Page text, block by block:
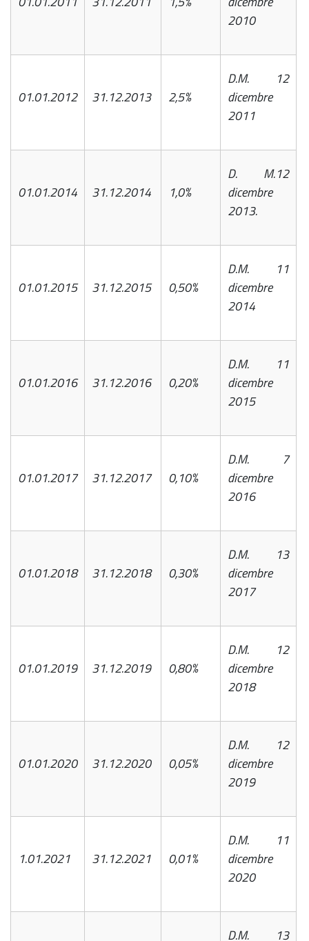
2010
01.01.2012 31.12.2013 2,5%
D.M. 12
dicembre
2011
01.01.2014 31.12.2014 1,0%
D. M.12
dicembre
2013.
01.01.2015 31.12.2015 0,50%
D.M. 11
dicembre
2014
01.01.2016 31.12.2016 0,20%
D.M. 11
dicembre
2015
01.01.2017 31.12.2017 0,10%
D.M. 7
dicembre
2016
01.01.2018 31.12.2018 0,30%
D.M. 13
dicembre
2017
01.01.2019 31.12.2019 0,80%
D.M. 12
dicembre
2018
01.01.2020 31.12.2020 0,05%
D.M. 12
dicembre
2019
1.01.2021 31.12.2021 0,01%
D.M. 11
dicembre
2020
D.M. 13